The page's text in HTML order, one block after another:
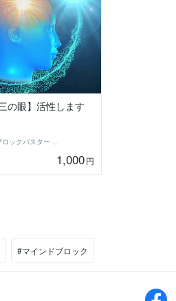
の眼】活性します
1,000円
#マインドブロック